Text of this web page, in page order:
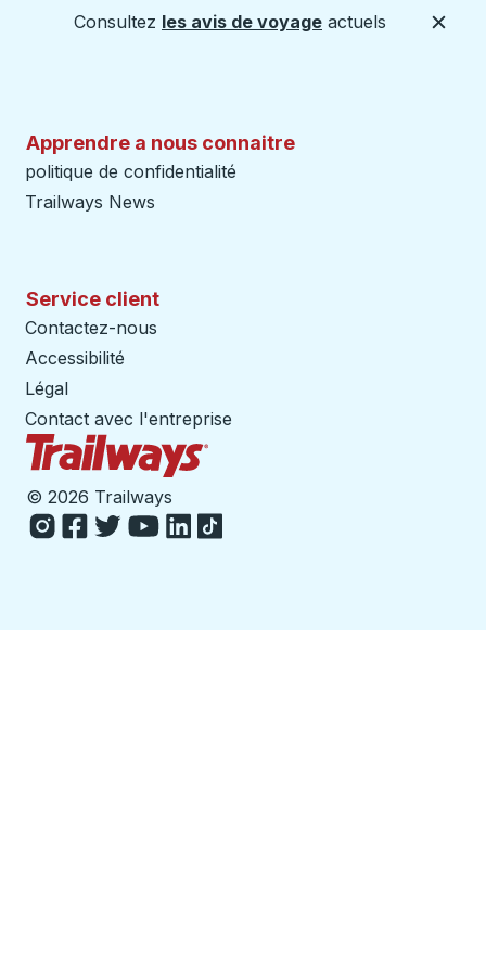
Consultez les avis de voyage actuels
Apprendre a nous connaitre
politique de confidentialité
Trailways News
Service client
Contactez-nous
Accessibilité
Légal
Contact avec l'entreprise
© 2026 Trailways